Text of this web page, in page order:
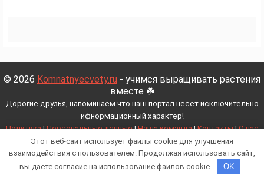
© 2026 Komnatnyecvety.ru - учимся выращивать растения
вместе ☘️
Дорогие друзья, напоминаем что наш портал несет исключительно
ифнормационный характер!
Политика|Персональные данные|Наша команда|Контакты|О нас
Этот веб-сайт использует файлы cookie для улучшения
взаимодействия с пользователем. Продолжая использовать сайт,
вы даете согласие на использование файлов cookie.
OK